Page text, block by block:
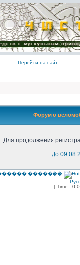
Перейти на сайт
Форум о
Для продолжения
До
[ Time :